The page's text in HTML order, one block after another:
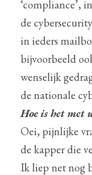
‘compliance’,
de
in ieders
bijvoorbeeld
wenselijk
de nationale
Hoe is het met
Oei, pijnlijke
de kapper die
Ik liep net nog